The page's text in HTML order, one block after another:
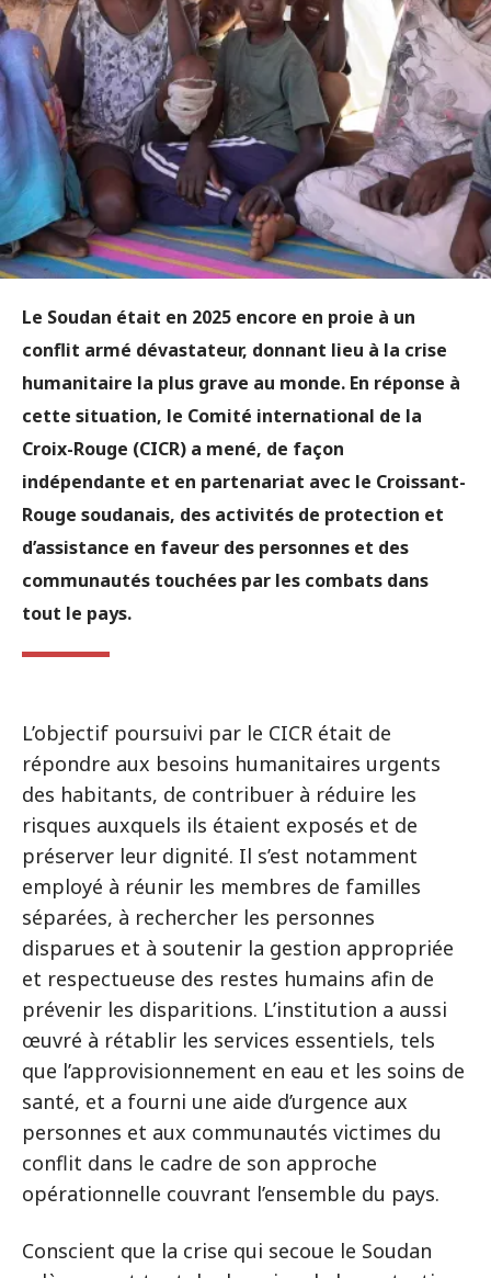
Le Soudan était en 2025 encore en proie à un
conflit armé dévastateur, donnant lieu à la crise
humanitaire la plus grave au monde. En réponse à
cette situation, le Comité international de la
Croix-Rouge (CICR) a mené, de façon
indépendante et en partenariat avec le Croissant-
Rouge soudanais, des activités de protection et
d’assistance en faveur des personnes et des
communautés touchées par les combats dans
tout le pays.
L’objectif poursuivi par le CICR était de
répondre aux besoins humanitaires urgents
des habitants, de contribuer à réduire les
risques auxquels ils étaient exposés et de
préserver leur dignité. Il s’est notamment
employé à réunir les membres de familles
séparées, à rechercher les personnes
disparues et à soutenir la gestion appropriée
et respectueuse des restes humains afin de
prévenir les disparitions. L’institution a aussi
œuvré à rétablir les services essentiels, tels
que l’approvisionnement en eau et les soins de
santé, et a fourni une aide d’urgence aux
personnes et aux communautés victimes du
conflit dans le cadre de son approche
opérationnelle couvrant l’ensemble du pays.
Conscient que la crise qui secoue le Soudan